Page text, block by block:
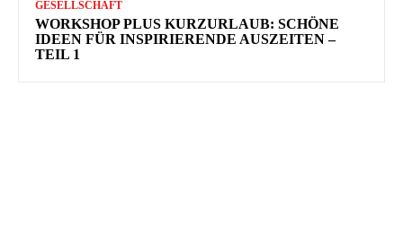
GESELLSCHAFT
WORKSHOP PLUS KURZURLAUB: SCHÖNE
IDEEN FÜR INSPIRIERENDE AUSZEITEN –
TEIL 1